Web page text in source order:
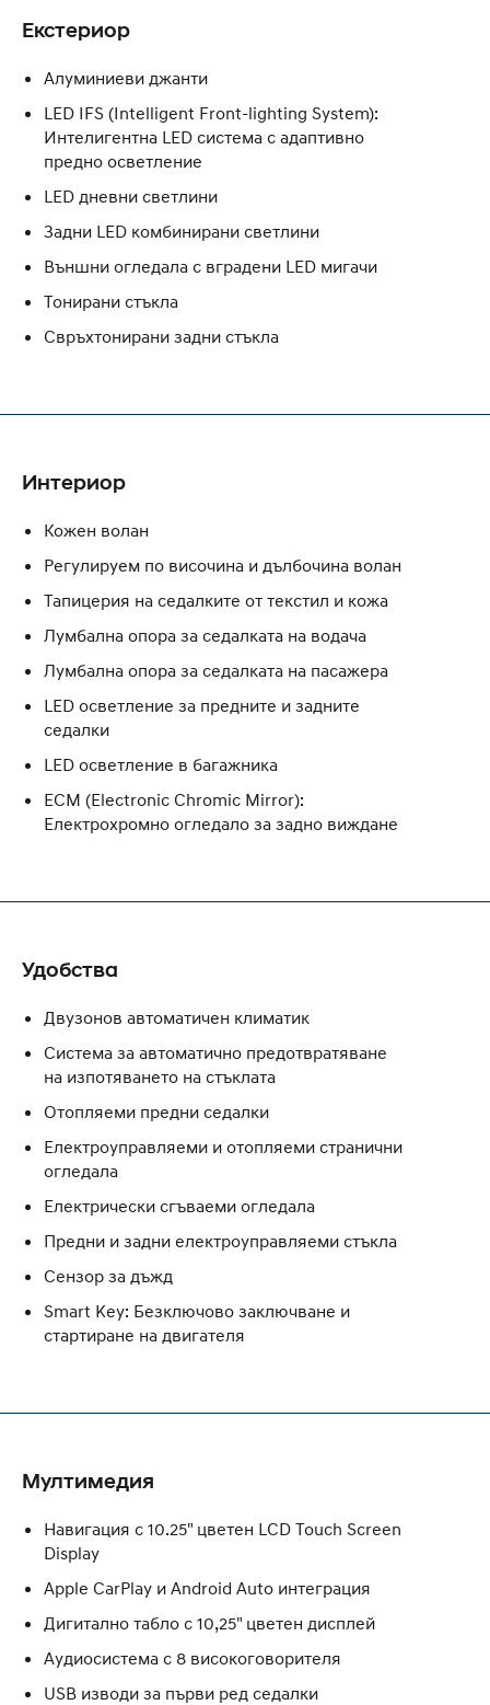
Екстериор
Алуминиеви джанти
LED IFS (Intelligent Front-lighting System):
Интелигентна LED система с адаптивно
предно осветление
LED дневни светлини
Задни LED комбинирани светлини
Външни огледала с вградени LED мигачи
Тонирани стъкла
Свръхтонирани задни стъкла
Интериор
Кожен волан
Регулируем по височина и дълбочина волан
Тапицерия на седалките от текстил и кожа
Лумбална опора за седалката на водача
Лумбална опора за седалката на пасажера
LED осветление за предните и задните
седалки
LED осветление в багажника
ECM (Electronic Chromic Mirror):
Електрохромно огледало за задно виждане
Удобства
Двузонов автоматичен климатик
Система за автоматично предотвратяване
на изпотяването на стъклата
Отопляеми предни седалки
Електроуправляеми и отопляеми странични
огледала
Електрически сгъваеми огледала
Предни и задни електроуправляеми стъкла
Сензор за дъжд
Smart Key: Безключово заключване и
стартиране на двигателя
Мултимедия
Навигация с 10.25" цветен LCD Touch Screen
Display
Apple CarPlay и Android Auto интеграция
Дигитално табло с 10,25" цветен дисплей
Аудиосистема с 8 високоговорителя
USB изводи за първи ред седалки